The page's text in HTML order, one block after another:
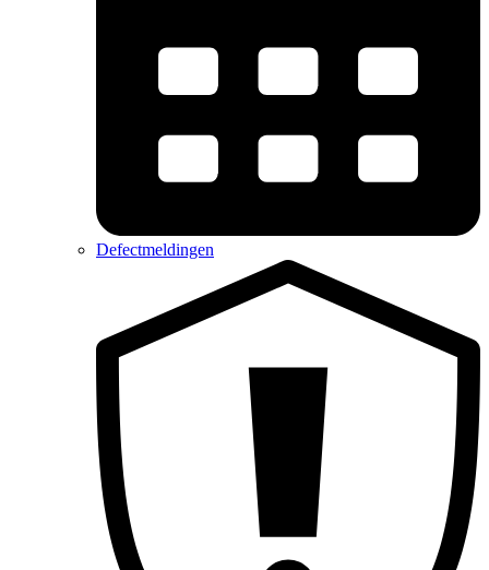
Defectmeldingen